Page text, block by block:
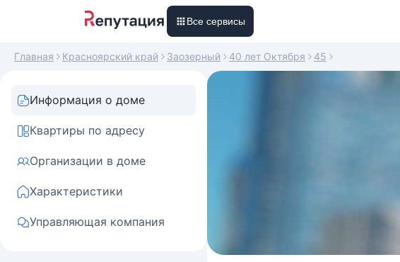
Все сервисы
Главная Красноярский край Заозерный 40 лет Октября 45
Информация о доме
Квартиры по адресу
Организации в доме
Характеристики
Управляющая компания